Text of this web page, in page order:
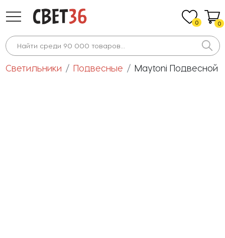
0 0
Светильники Подвесные Maytoni Подвесной